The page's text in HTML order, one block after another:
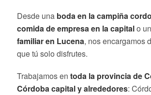
Desde una boda en la campiña
comida de empresa en la capitalo
familiar en Lucena, nos encargamos
que tú solo disfrutes.
Trabajamos en toda la provincia de
Córdoba capital y alrededores: